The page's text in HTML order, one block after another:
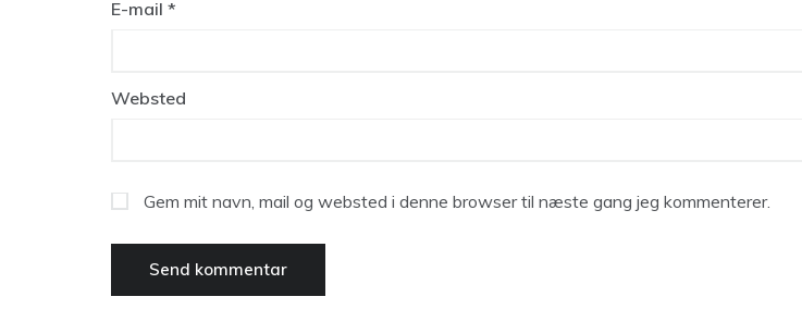
E-mail *
Websted
Gem mit navn, mail og websted i denne browser til næste gang jeg kommenterer.